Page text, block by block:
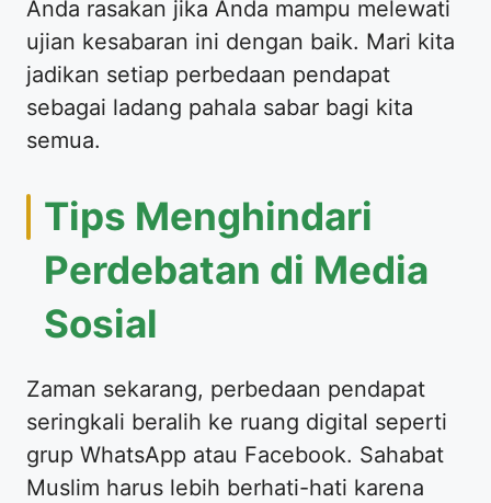
Anda rasakan jika Anda mampu melewati
ujian kesabaran ini dengan baik. Mari kita
jadikan setiap perbedaan pendapat
sebagai ladang pahala sabar bagi kita
semua.
Tips Menghindari
Perdebatan di Media
Sosial
Zaman sekarang, perbedaan pendapat
seringkali beralih ke ruang digital seperti
grup WhatsApp atau Facebook. Sahabat
Muslim harus lebih berhati-hati karena